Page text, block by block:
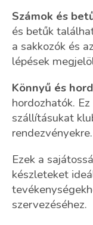
Számok és
és betűk
a sakkozók és
lépések
Könnyű és
hordozhatók.
szállításukat
rendezvényekre.
Ezek a
készleteket
szervezéséhez.